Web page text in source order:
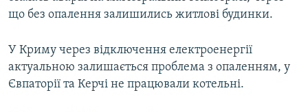
що без опалення залишились житлові будинки.
У Криму через відключення електроенергії
актуальною залишається проблема з опаленням, у
Євпаторії та Керчі не працювали котельні.